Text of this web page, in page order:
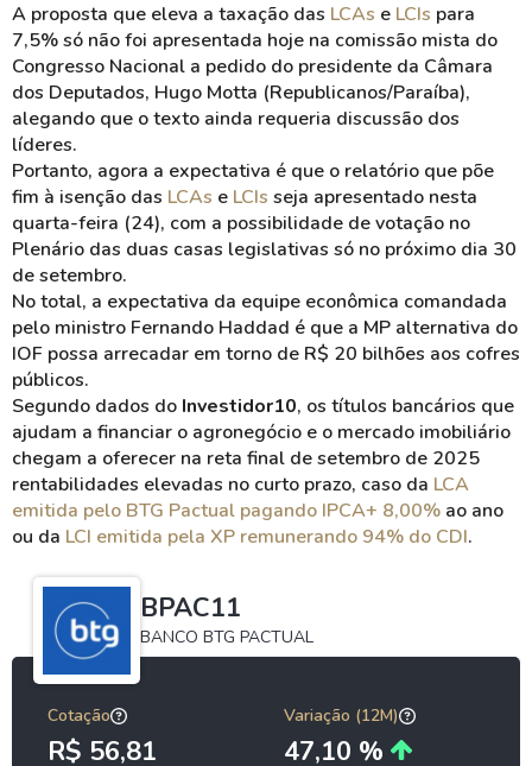
A proposta que eleva a taxação das LCAs e LCIs para
7,5% só não foi apresentada hoje na comissão mista do
Congresso Nacional a pedido do presidente da Câmara
dos Deputados, Hugo Motta (Republicanos/Paraíba),
alegando que o texto ainda requeria discussão dos
líderes.
Portanto, agora a expectativa é que o relatório que põe
fim à isenção das LCAs e LCIs seja apresentado nesta
quarta-feira (24), com a possibilidade de votação no
Plenário das duas casas legislativas só no próximo dia 30
de setembro.
No total, a expectativa da equipe econômica comandada
pelo ministro Fernando Haddad é que a MP alternativa do
IOF possa arrecadar em torno de R$ 20 bilhões aos cofres
públicos.
Segundo dados do Investidor10, os títulos bancários que
ajudam a financiar o agronegócio e o mercado imobiliário
chegam a oferecer na reta final de setembro de 2025
rentabilidades elevadas no curto prazo, caso da LCA
emitida pelo BTG Pactual pagando IPCA+ 8,00% ao ano
ou da LCI emitida pela XP remunerando 94% do CDI.
BPAC11
BANCO BTG PACTUAL
Cotação
R$ 56,81
Variação (12M)
47,10 %